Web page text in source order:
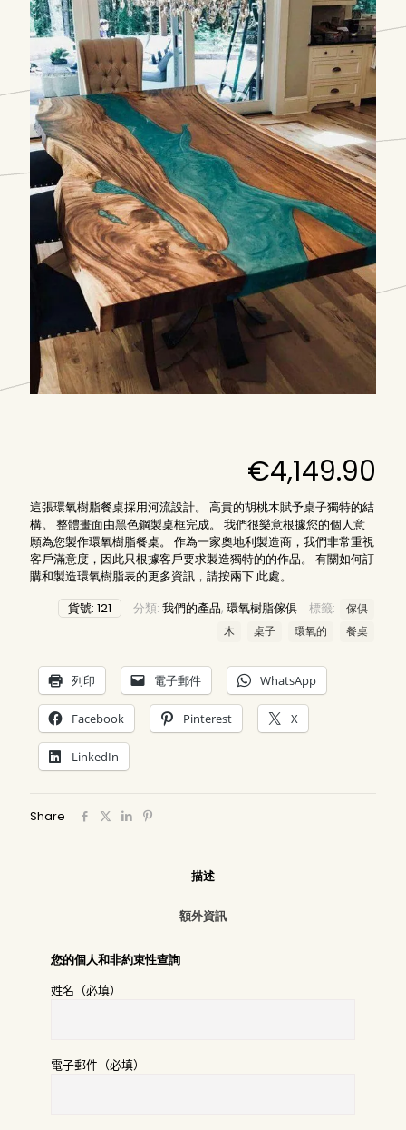
€4,149.90
這張環氧樹脂餐桌採用河流設計。 高貴的胡桃木賦予桌子獨特的結
構。 整體畫面由黑色鋼製桌框完成。 我們很樂意根據您的個人意
願為您製作環氧樹脂餐桌。 作為一家奧地利製造商，我們非常重視
客戶滿意度，因此只根據客戶要求製造獨特的的作品。 有關如何訂
購和製造環氧樹脂表的更多資訊，請按兩下此處。
貨號: 121 分類: 我們的產品, 環氧樹脂傢俱 標籤:
傢俱
木
桌子 環氧的 餐桌
列印 電子郵件 WhatsApp
Facebook Pinterest X
LinkedIn
Share
描述
額外資訊
您的個人和非約束性查詢
姓名（必填）
電子郵件（必填）